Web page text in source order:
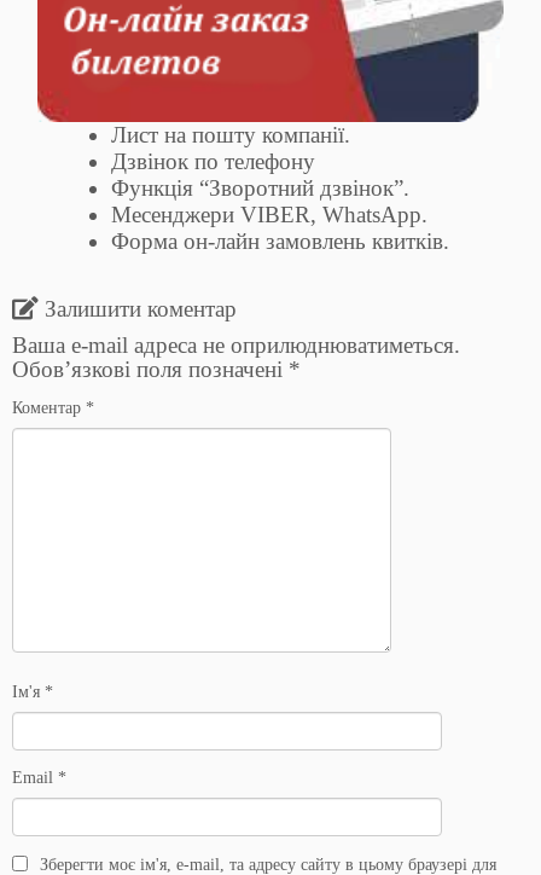
Лист на пошту компанії.
Дзвінок по телефону
Функція “Зворотний дзвінок”.
Месенджери VIBER, WhatsApp.
Форма он-лайн замовлень квитків.
Залишити коментар
Ваша e-mail адреса не оприлюднюватиметься.
Обов’язкові поля позначені *
Коментар *
Ім'я *
Email *
Зберегти моє ім'я, e-mail, та адресу сайту в цьому браузері для